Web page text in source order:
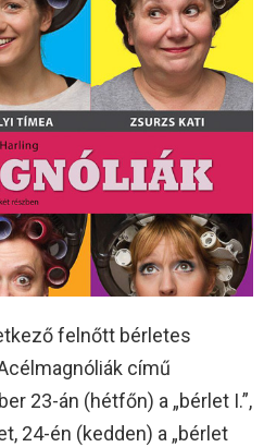
felnőtt bérletes
című
23-án (hétfőn) a „bérlet I.”,
24-én (kedden) a „bérlet